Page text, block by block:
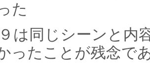
た
は同じシーンと内
ったことが残念で